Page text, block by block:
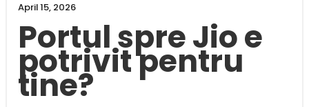
April 15, 2026
Portul spre Jio e
potrivit pentru
tine?